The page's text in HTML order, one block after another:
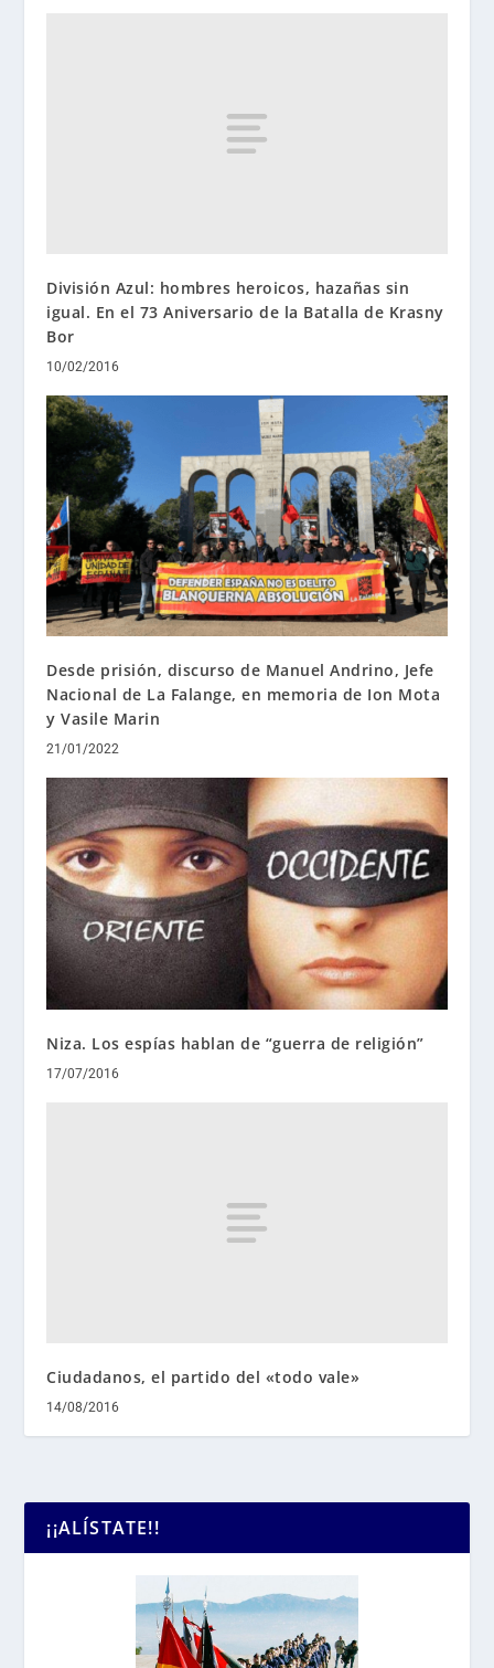
División Azul: hombres heroicos, hazañas sin
igual. En el 73 Aniversario de la Batalla de Krasny
Bor
10/02/2016
Desde prisión, discurso de Manuel Andrino, Jefe
Nacional de La Falange, en memoria de Ion Mota
y Vasile Marin
21/01/2022
Niza. Los espías hablan de “guerra de religión”
17/07/2016
Ciudadanos, el partido del «todo vale»
14/08/2016
¡¡ALÍSTATE!!